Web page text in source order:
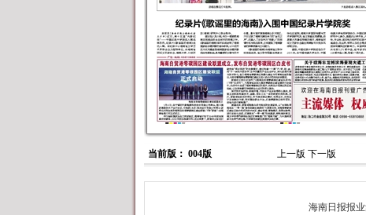
当前版： 004版 上一版 下一版